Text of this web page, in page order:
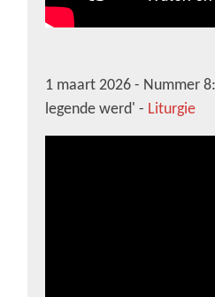
1 maart 2026 - Nummer
legende werd' - Liturgie